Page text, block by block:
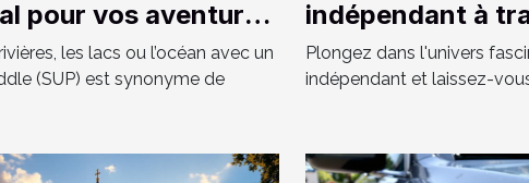
pour vos aventures
les lacs ou l’océan avec un
(SUP) est synonyme de
indépendant à
spectacles
Plongez dans l'univers
indépendant et laissez-